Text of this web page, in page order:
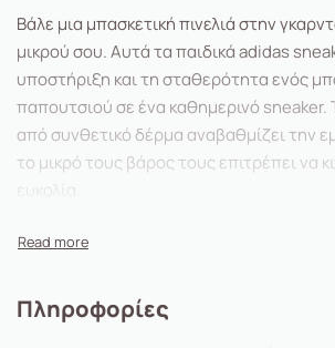
Βάλε μια μπασκετική πινελιά στην
μικρού σου. Αυτά τα παιδικά adidas
υποστήριξη και τη σταθερότητα ενός
παπουτσιού σε ένα καθημερινό
από συνθετικό δέρμα αναβαθμίζει την
το μικρό τους βάρος τους επιτρέπει να
Κανονική εφαρμογή
Επάνω μέρος από συνθετικό δέρμα
Υφασμάτινη επένδυση
Πληροφορίες